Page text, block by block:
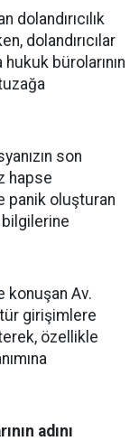
dolandırıcılık
dolandırıcılar
hukuk bürolarının
son
hapse
panik oluşturan
bilgilerine
konuşan Av.
girişimlere
özellikle
adını